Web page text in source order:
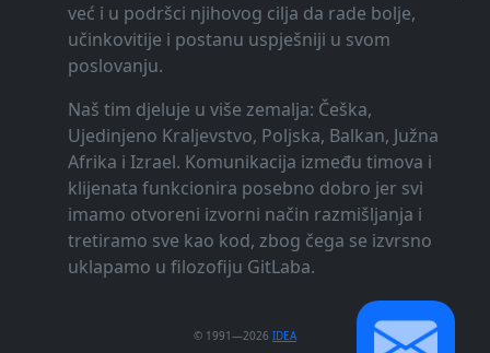
već i u podršci njihovog cilja da rade bolje,
učinkovitije i postanu uspješniji u svom
poslovanju.
Naš tim djeluje u više zemalja: Češka,
Ujedinjeno Kraljevstvo, Poljska, Balkan, Južna
Afrika i Izrael. Komunikacija između timova i
klijenata funkcionira posebno dobro jer svi
imamo otvoreni izvorni način razmišljanja i
tretiramo sve kao kod, zbog čega se izvrsno
uklapamo u filozofiju GitLaba.
© 1991—2026 IDEA